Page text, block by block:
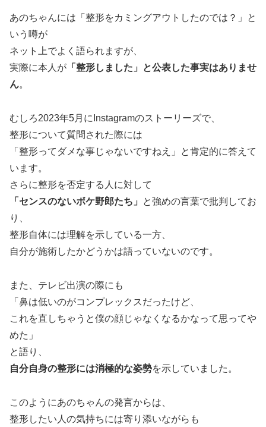
あのちゃんには「整形をカミングアウトしたのでは？」と
いう噂が
ネット上でよく語られますが、
実際に本人が 「整形しました」と公表した事実はありませ
ん。
むしろ2023年5月にInstagramのストーリーズで、
整形について質問された際には
「整形ってダメな事じゃないですねえ」と肯定的に答えて
います。
さらに整形を否定する人に対して
「センスのないボケ野郎たち」
と強めの言葉で批判してお
り、
整形自体には理解を示している一方、
自分が施術したかどうかは語っていないのです。
また、テレビ出演の際にも
「鼻は低いのがコンプレックスだったけど、
これを直しちゃうと僕の顔じゃなくなるかなって思ってや
めた」
と語り、
自分自身の整形には消極的な姿勢を示していました。
このようにあのちゃんの発言からは、
整形したい人の気持ちには寄り添いながらも